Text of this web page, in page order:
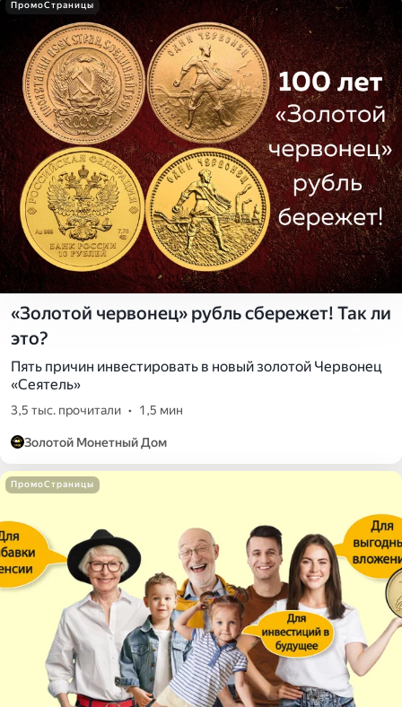
ПромоСтраницы
«Золотой червонец» рубль сбережет! Так ли
это?
Пять причин инвестировать в новый золотой Червонец
«Сеятель»
3,5 тыс. прочитали • 1,5 мин
Золотой Монетный Дом
ПромоСтраницы